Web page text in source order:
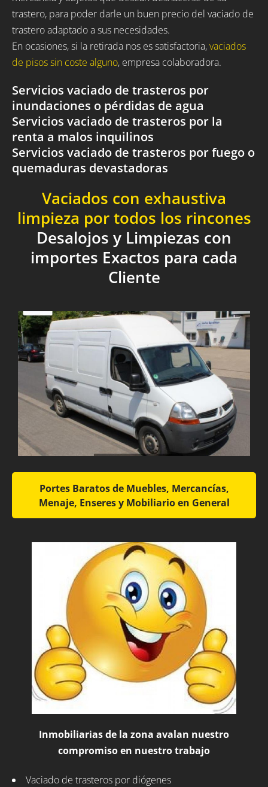
trastero, para poder darle un buen precio del vaciado de
trastero adaptado a sus necesidades.
En ocasiones, si la retirada nos es satisfactoria,vaciados
de pisos sin coste alguno, empresa colaboradora.
Servicios vaciado de trasteros por
inundaciones o pérdidas de agua
Servicios vaciado de trasteros por la
renta a malos inquilinos
Servicios vaciado de trasteros por fuego o
quemaduras devastadoras
Vaciados con exhaustiva
limpieza por todos los rincones
Desalojos y Limpiezas con
importes Exactos para cada
Cliente
Portes Baratos de Muebles, Mercancías,
Menaje, Enseres y Mobiliario en General
Inmobiliarias de la zona avalan nuestro
compromiso en nuestro trabajo
Vaciado de trasteros por diógenes